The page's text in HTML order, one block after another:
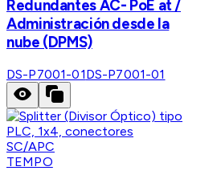
Redundantes AC- PoE at /
Administración desde la
nube (DPMS)
DS-P7001-01DS-P7001-01
TEMPO